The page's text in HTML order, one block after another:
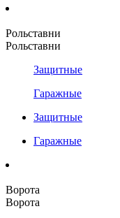
Рольставни
Рольставни
Защитные
Гаражные
Защитные
Гаражные
Ворота
Ворота